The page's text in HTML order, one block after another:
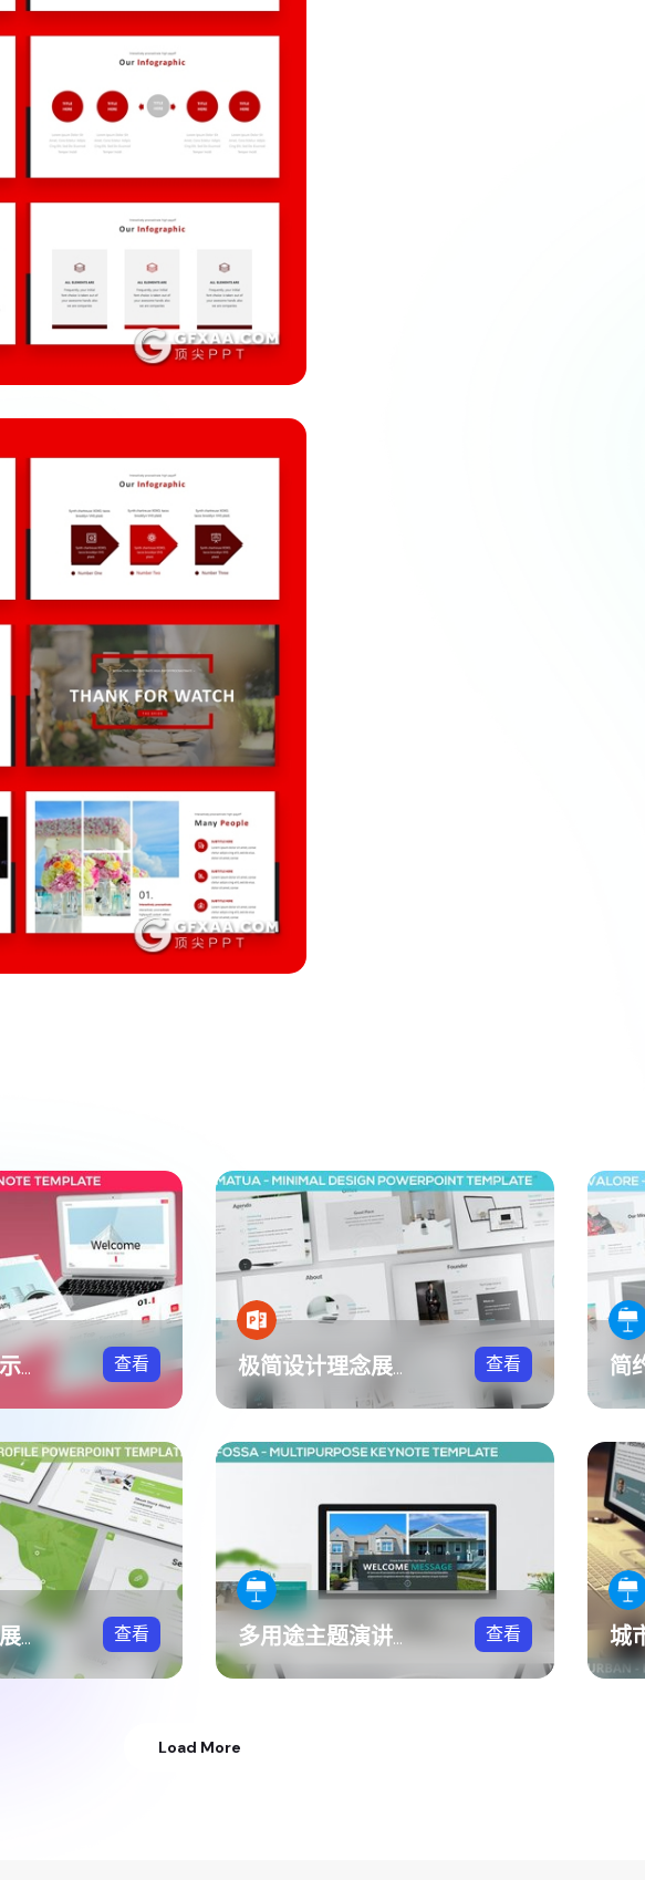
简洁性主题展示方案Keynote模板 查看 极简设计理念展示方案PPT模板 查看
企业经验介绍展示方案PPT模板 查看 多用途主题演讲展示方案Keynote模板 查看
Load More